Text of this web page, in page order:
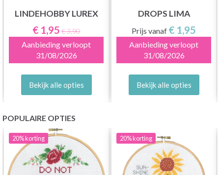
LINDEHOBBY LUREX
€ 1,95 € 3,90
Aanbieding verloopt
31/08/2026
Bekijk alle opties
DROPS LIMA
Prijs vanaf € 1,95
Aanbieding verloopt
31/08/2026
Bekijk alle opties
POPULAIRE OPTIES
20%korting 20%korting